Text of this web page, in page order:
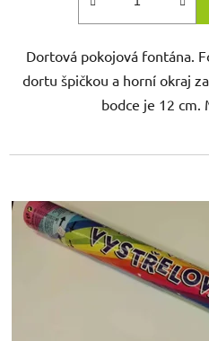
Dortová pokojová fontána.
dortu špičkou a horní okraj
bodce je 12 cm.